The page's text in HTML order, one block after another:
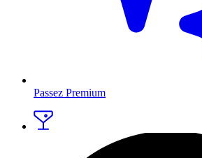
Passez Premium